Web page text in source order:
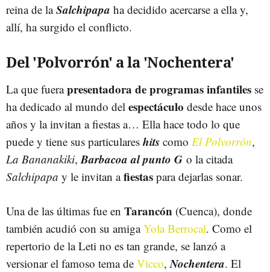
reina de laSalchipapa ha decidido acercarse a ella y,
allí, ha surgido el conflicto.
Del 'Polvorrón' a la 'Nochentera'
La que fuerapresentadora de programas infantiles se
ha dedicado al mundo del espectáculo desde hace unos
años y la invitan a fiestas a… Ella hace todo lo que
puede y tiene sus particulareshits como El Polvorrón,
La Bananakiki,Barbacoa al punto G o la citada
Salchipapa y le invitan afiestas para dejarlas sonar.
Una de las últimas fue en Tarancón (Cuenca), donde
también acudió con su amigaYola Berrocal. Como el
repertorio de la Leti no es tan grande, se lanzó a
versionar el famoso tema de Vicco,Nochentera. El